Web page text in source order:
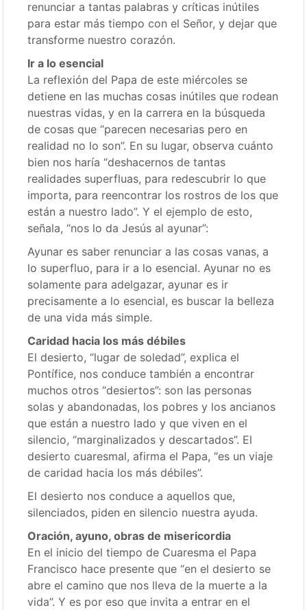
renunciar a tantas palabras y críticas inútiles
para estar más tiempo con el Señor, y dejar que
transforme nuestro corazón.
Ir a lo esencial
La reflexión del Papa de este miércoles se
detiene en las muchas cosas inútiles que rodean
nuestras vidas, y en la carrera en la búsqueda
de cosas que “parecen necesarias pero en
realidad no lo son”. En su lugar, observa cuánto
bien nos haría “deshacernos de tantas
realidades superfluas, para redescubrir lo que
importa, para reencontrar los rostros de los que
están a nuestro lado”. Y el ejemplo de esto,
señala, “nos lo da Jesús al ayunar”:
Ayunar es saber renunciar a las cosas vanas, a
lo superfluo, para ir a lo esencial. Ayunar no es
solamente para adelgazar, ayunar es ir
precisamente a lo esencial, es buscar la belleza
de una vida más simple.
Caridad hacia los más débiles
El desierto, “lugar de soledad”, explica el
Pontífice, nos conduce también a encontrar
muchos otros “desiertos”: son las personas
solas y abandonadas, los pobres y los ancianos
que están a nuestro lado y que viven en el
silencio, “marginalizados y descartados”. El
desierto cuaresmal, afirma el Papa, “es un viaje
de caridad hacia los más débiles”.
El desierto nos conduce a aquellos que,
silenciados, piden en silencio nuestra ayuda.
Oración, ayuno, obras de misericordia
En el inicio del tiempo de Cuaresma el Papa
Francisco hace presente que “en el desierto se
abre el camino que nos lleva de la muerte a la
vida”. Y es por eso que invita a entrar en el